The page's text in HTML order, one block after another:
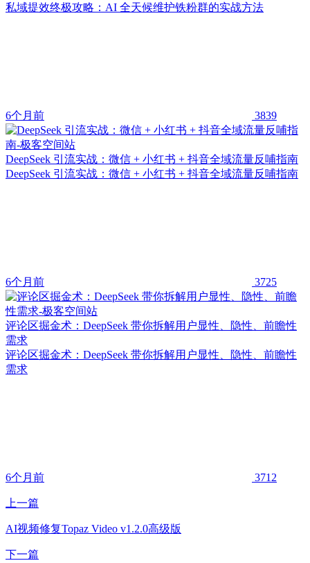
私域提效终极攻略：AI 全天候维护铁粉群的实战方法
6个月前 3839
DeepSeek 引流实战：微信 + 小红书 + 抖音全域流量反哺指南
DeepSeek 引流实战：微信 + 小红书 + 抖音全域流量反哺指南
6个月前 3725
评论区掘金术：DeepSeek 带你拆解用户显性、隐性、前瞻性
需求
评论区掘金术：DeepSeek 带你拆解用户显性、隐性、前瞻性
需求
6个月前 3712
上一篇
AI视频修复Topaz Video v1.2.0高级版
下一篇